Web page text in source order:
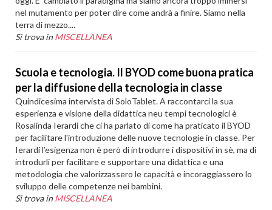
nel mutamento per poter dire come andrà a finire. Siamo nella
terra di mezzo....
Si trova in MISCELLANEA
Scuola e tecnologia. Il BYOD come buona pratica
per la diffusione della tecnologia in classe
Quindicesima intervista di SoloTablet. A raccontarci la sua
esperienza e visione della didattica neu tempi tecnologici è
Rosalinda Ierardi che ci ha parlato di come ha praticato il BYOD
per facilitare l'introduzione delle nuove tecnologie in classe. Per
Ierardi l’esigenza non è però di introdurre i dispositivi in sè, ma di
introdurli per facilitare e supportare una didattica e una
metodologia che valorizzassero le capacità e incoraggiassero lo
sviluppo delle competenze nei bambini.
Si trova in MISCELLANEA